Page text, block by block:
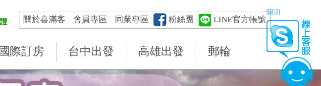
關閉
關於喜滿客 會員專區 同業專區 粉絲團 LINE官方帳號
國際訂房 台中出發 高雄出發 郵輪
Next